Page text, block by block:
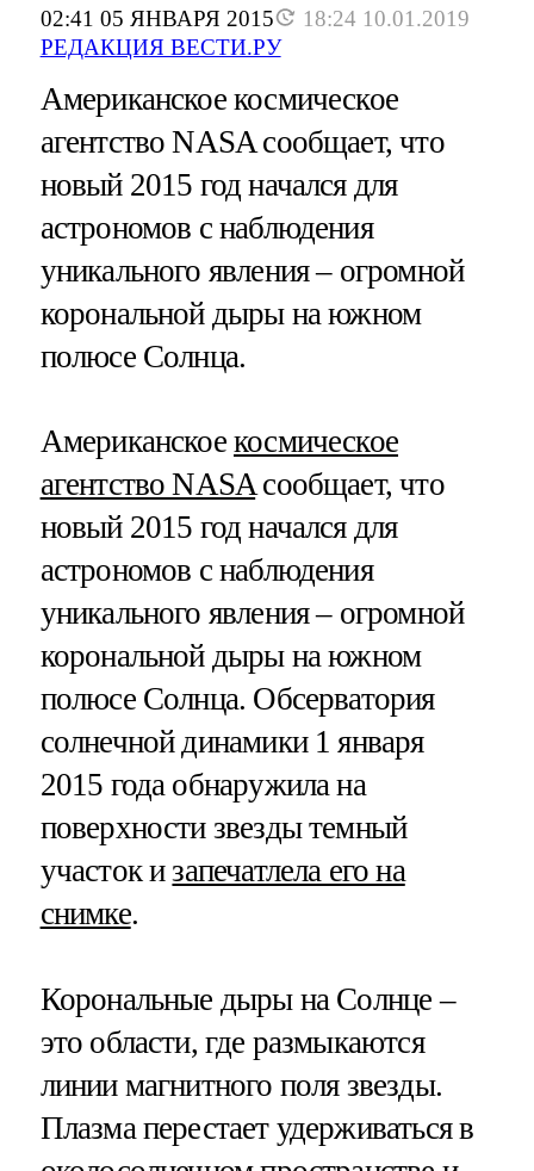
02:41 05 ЯНВАРЯ 2015
18:24 10.01.2019
РЕДАКЦИЯ ВЕСТИ.РУ
Американское космическое
агентство NASA сообщает, что
новый 2015 год начался для
астрономов с наблюдения
уникального явления – огромной
корональной дыры на южном
полюсе Солнца.
Американское космическое
агентство NASAсообщает, что
новый 2015 год начался для
астрономов с наблюдения
уникального явления – огромной
корональной дыры на южном
полюсе Солнца. Обсерватория
солнечной динамики 1 января
2015 года обнаружила на
поверхности звезды темный
участок изапечатлела его на
снимке.
Корональные дыры на Солнце –
это области, где размыкаются
линии магнитного поля звезды.
Плазма перестает удерживаться в